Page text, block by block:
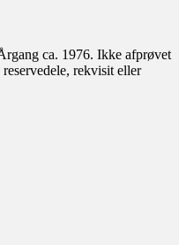
ca. 1976. Ikke afprøvet
rekvisit eller